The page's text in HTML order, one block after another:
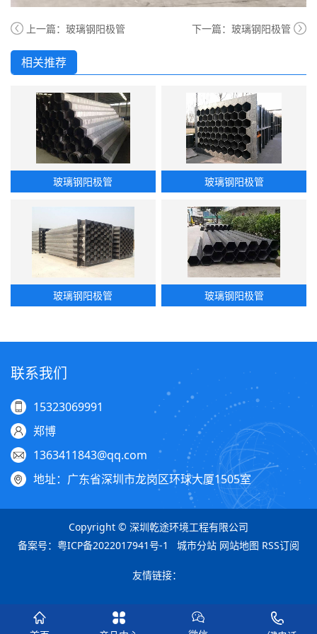
上一篇： 玻璃钢阳极管 下一篇： 玻璃钢阳极管
相关推荐
玻璃钢阳极管 玻璃钢阳极管
玻璃钢阳极管 玻璃钢阳极管
联系我们
15323069991
郑博
1363411843@qq.com
地址：广东省深圳市龙岗区环球大厦1505室
Copyright © 深圳乾途环境工程有限公司
备案号： 粤ICP备2022017941号-1 城市分站 网站地图 RSS订阅
友情链接：